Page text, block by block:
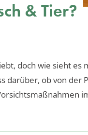
& Tier?
doch wie sieht es
darüber, ob von der